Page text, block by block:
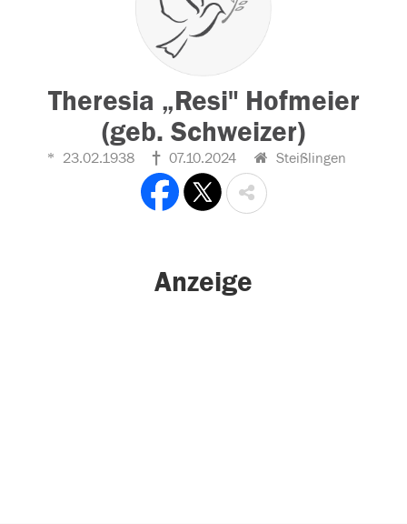
Theresia „Resi" Hofmeier
(geb. Schweizer)
23.02.1938 07.10.2024 Steißlingen
Anzeige